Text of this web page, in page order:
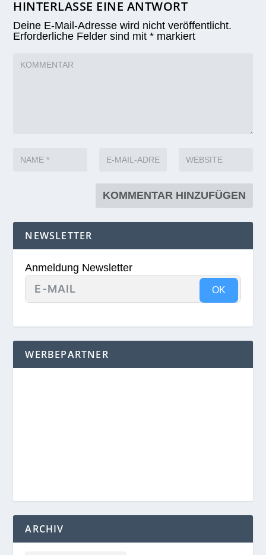
HINTERLASSE EINE ANTWORT
Deine E-Mail-Adresse wird nicht veröffentlicht.
Erforderliche Felder sind mit* markiert
NEWSLETTER
Anmeldung Newsletter
OK
WERBEPARTNER
ARCHIV